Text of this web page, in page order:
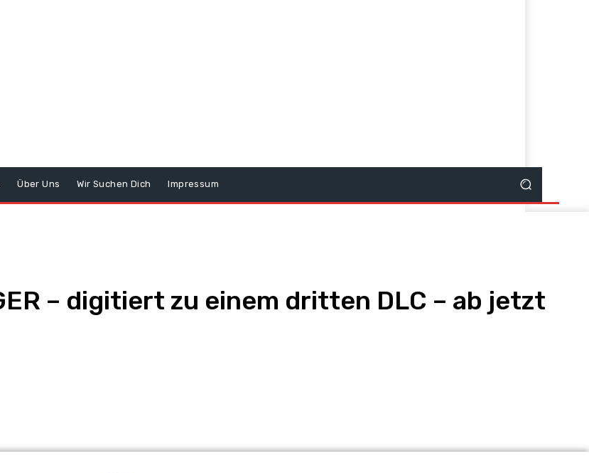
Über Uns Wir Suchen Dich Impressum
– digitiert zu einem dritten DLC – ab jetzt